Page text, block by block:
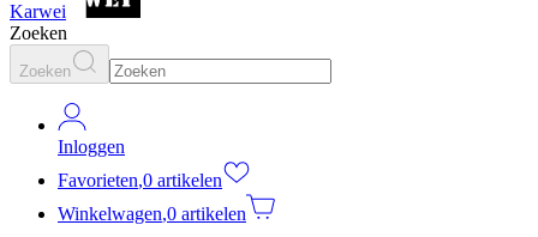
Karwei
Zoeken
Zoeken
Inloggen
Favorieten,0 artikelen
Winkelwagen,0 artikelen